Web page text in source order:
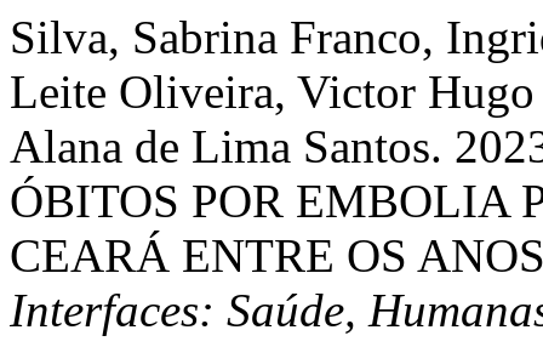
Silva, Sabrina Franco,
Leite Oliveira, Victor Hugo
Alana de Lima Santos.
ÓBITOS POR EMBOLIA
CEARÁ ENTRE OS
Interfaces: Saúde,